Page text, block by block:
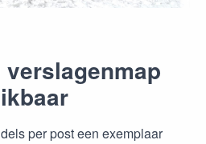
per post een exemplaar